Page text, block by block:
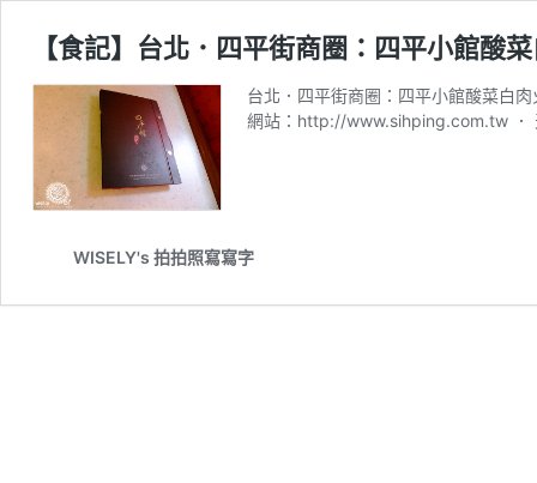
【食記】台北．四平街商圈：四平小館酸
台北．四平街商圈：四平小館酸菜白
網站：http://www.sihping.com.tw ．
WISELY's 拍拍照寫寫字